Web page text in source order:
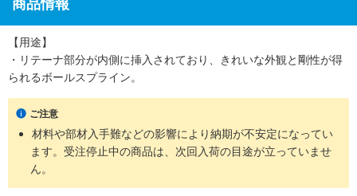
【用途】
・リテーナ部分が内側に挿入されており、きれいな外観と剛性が得
られるボールスプライン。
ご注意
材料や部材入手難などの影響により納期が不安定になってい
ます。受注停止中の商品は、次回入荷の目途が立っていませ
ん。